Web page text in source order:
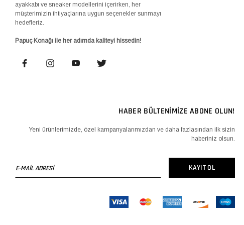
ayakkabı ve sneaker modellerini içerirken, her
müşterimizin ihtiyaçlarına uygun seçenekler sunmayı
hedefleriz.
Papuç Konağı ile her adımda kaliteyi hissedin!
HABER BÜLTENİMİZE ABONE OLUN!
Yeni ürünlerimizde, özel kampanyalarımızdan ve daha fazlasından ilk sizin
haberiniz olsun.
KAYIT OL